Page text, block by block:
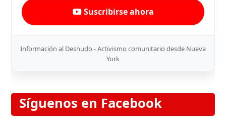
Suscribirse ahora
Información al Desnudo - Activismo comunitario desde Nueva
York
Síguenos en Facebook